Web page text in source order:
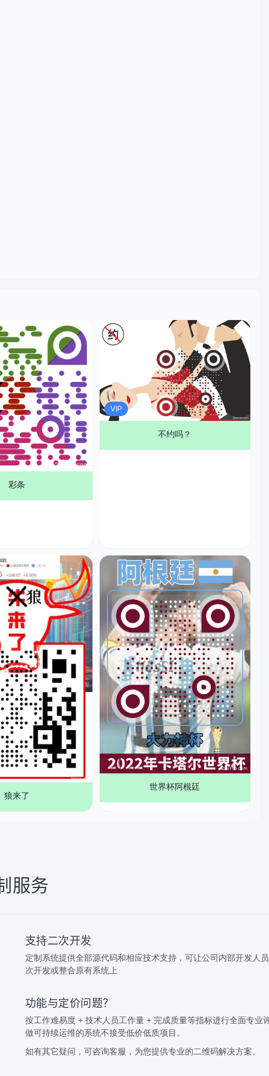
彩条
VIP
不约吗？
狼来了
世界杯阿根廷
服务
支持二次开发
定制系统提供全部源代码和相应技术支持，可让公司内部开发人
次开发或整合原有系统上
功能与定价问题？
按工作难易度 + 技术人员工作量 + 完成质量等指标进行全面专业
做可持续运维的系统不接受低价低质项目。
如有其它疑问，可咨询客服，为您提供专业的二维码解决方案。